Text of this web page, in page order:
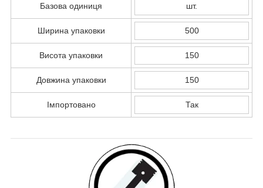
Базова одиниця шт.
Ширина упаковки 500
Висота упаковки 150
Довжина упаковки 150
Імпортовано Так